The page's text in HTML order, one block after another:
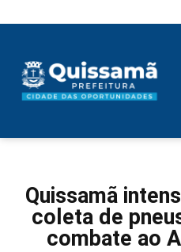
Quissamã
coleta de
combate ao